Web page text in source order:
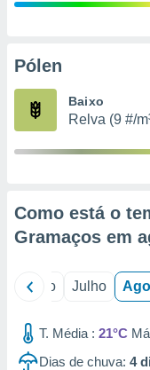
e
de
Pólen
Baixo
Relva (9 #/
Como está o
Gramaços em
Junho Julho
T. Média : 21°C
Dias de chuva: 4